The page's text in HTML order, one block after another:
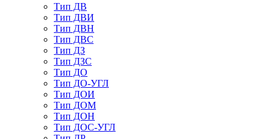
Тип ДВ
Тип ДВИ
Тип ДВН
Тип ДВС
Тип ДЗ
Тип ДЗС
Тип ДО
Тип ДО-УГЛ
Тип ДОИ
Тип ДОМ
Тип ДОН
Тип ДОС-УГЛ